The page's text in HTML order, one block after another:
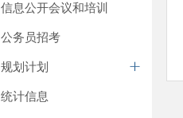
信息公开会议和培训
公务员招考
规划计划
统计信息